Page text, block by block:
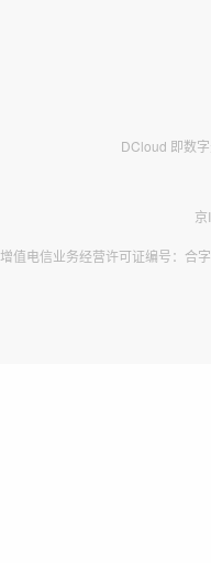
DCloud 即数
增值电信业务经营许可证编号：合